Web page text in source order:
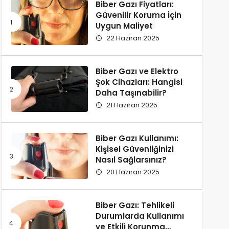
Biber Gazı Fiyatları:
Güvenilir Koruma İçin
Uygun Maliyet
22 Haziran 2025
Biber Gazı ve Elektro
Şok Cihazları: Hangisi
Daha Taşınabilir?
21 Haziran 2025
Biber Gazı Kullanımı:
Kişisel Güvenliğinizi
Nasıl Sağlarsınız?
20 Haziran 2025
Biber Gazı: Tehlikeli
Durumlarda Kullanımı
ve Etkili Korunma